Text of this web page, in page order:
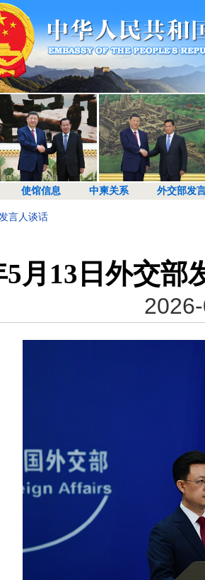
使馆信息 中柬关系 外交部发
言人谈话
5月13日外交